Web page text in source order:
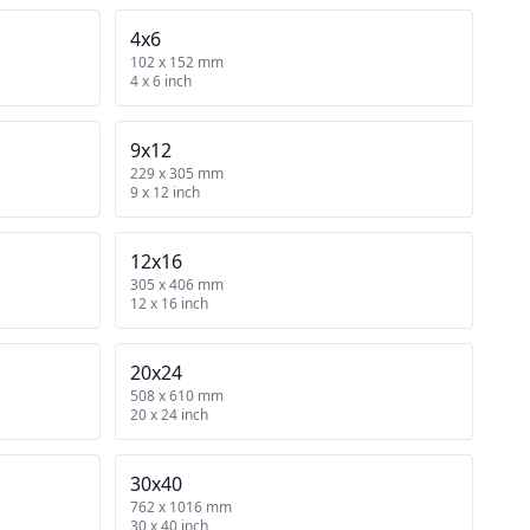
4x6
102 x 152 mm
4 x 6 inch
9x12
229 x 305 mm
9 x 12 inch
12x16
305 x 406 mm
12 x 16 inch
20x24
508 x 610 mm
20 x 24 inch
30x40
762 x 1016 mm
30 x 40 inch